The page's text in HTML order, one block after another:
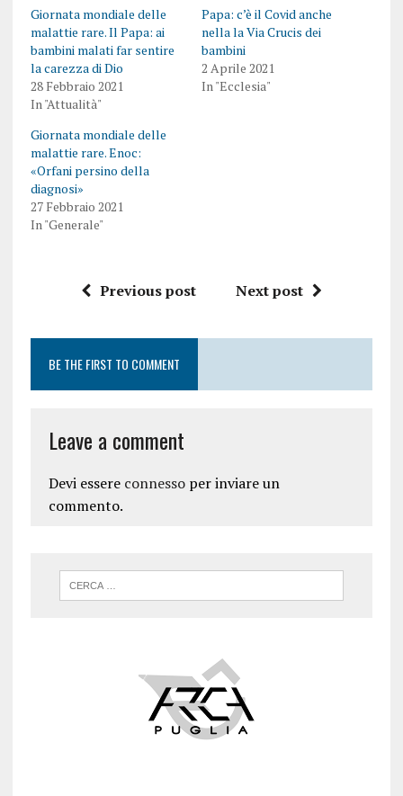
Giornata mondiale delle
malattie rare. Il Papa: ai
bambini malati far sentire
la carezza di Dio
28 Febbraio 2021
In "Attualità"
Papa: c’è il Covid anche
nella la Via Crucis dei
bambini
2 Aprile 2021
In "Ecclesia"
Giornata mondiale delle
malattie rare. Enoc:
«Orfani persino della
diagnosi»
27 Febbraio 2021
In "Generale"
Previous post Next post
BE THE FIRST TO COMMENT
Leave a comment
Devi essere connessoper inviare un
commento.